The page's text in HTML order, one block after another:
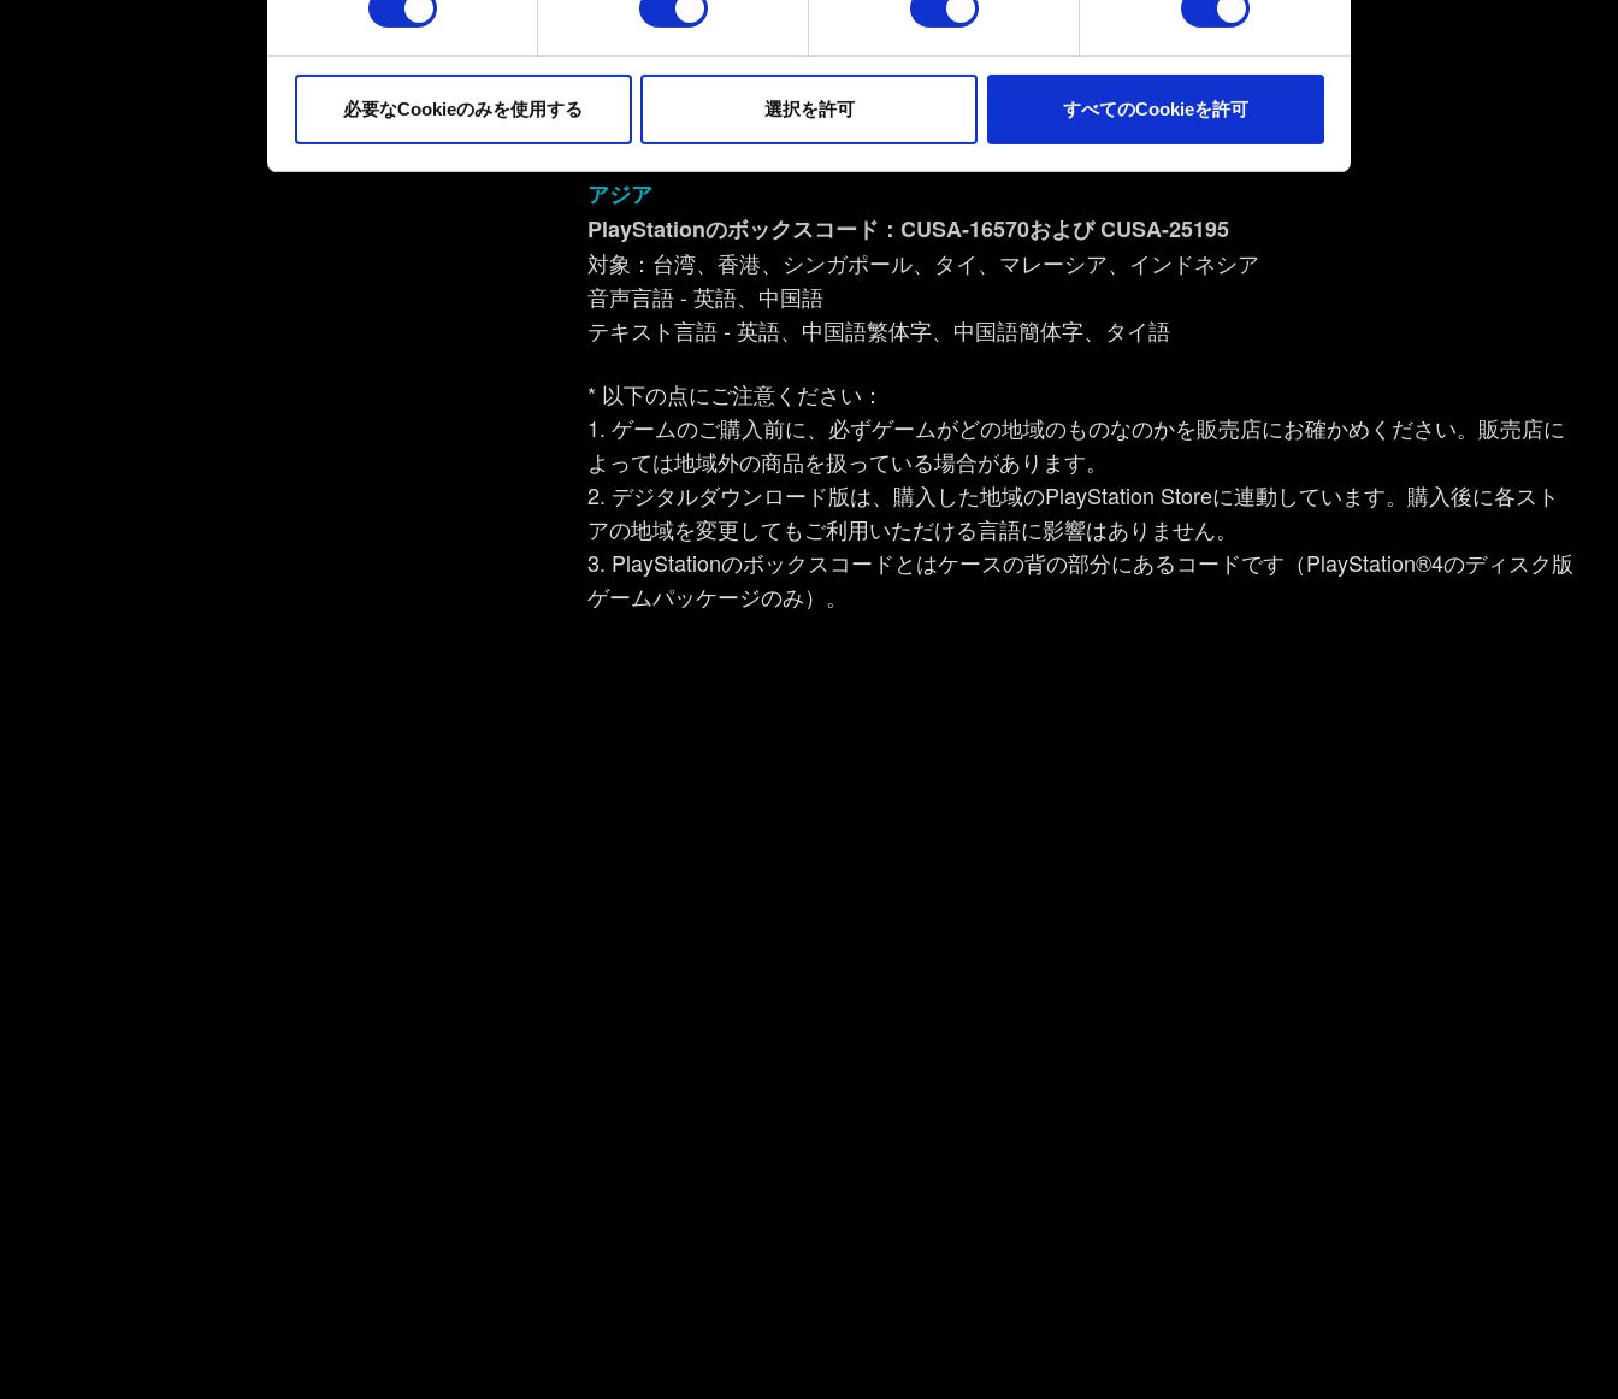
品質向上のために、オプションとして技術的およびコンテンツ関連のフィードバックを送信します。また、ソーシャルメデ
ます。お客様の許可なくこれらのオプションが有効になることはありません。
必要なCookieのみを使用する 選択を許可 すべてのCookieを許可
PlayStationのボックスコード：CUSA-16496 および CUSA-20476
音声言語 - 英語、日本語
テキスト言語 - 英語、日本語
アジア
PlayStationのボックスコード：CUSA-16570および CUSA-25195
対象：台湾、香港、シンガポール、タイ、マレーシア、インドネシア
音声言語 - 英語、中国語
テキスト言語 - 英語、中国語繁体字、中国語簡体字、タイ語
* 以下の点にご注意ください：
1. ゲームのご購入前に、必ずゲームがどの地域のものなのかを販売店にお確かめください。販売店に
よっては地域外の商品を扱っている場合があります。
2. デジタルダウンロード版は、購入した地域のPlayStation Storeに連動しています。購入後に各スト
アの地域を変更してもご利用いただける言語に影響はありません。
3. PlayStationのボックスコードとはケースの背の部分にあるコードです（PlayStation®4のディスク版
ゲームパッケージのみ）。